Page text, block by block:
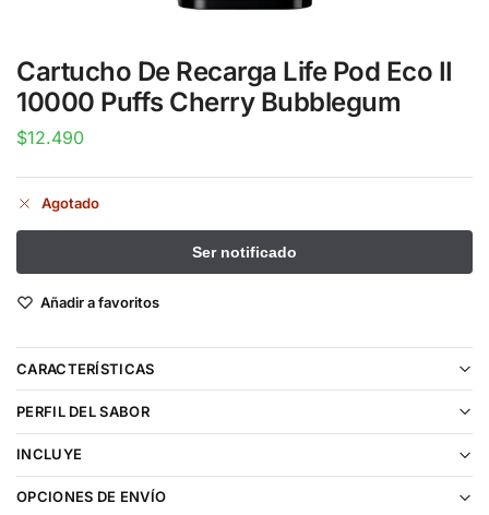
Cartucho De Recarga Life Pod Eco II
10000 Puffs Cherry Bubblegum
$12.490
Agotado
Añadir a favoritos
CARACTERÍSTICAS
PERFIL DEL SABOR
INCLUYE
OPCIONES DE ENVÍO